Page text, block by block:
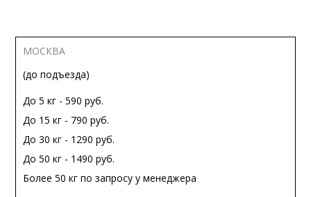
МОСКВА
(до подъезда)
До 5 кг - 590 руб.
До 15 кг - 790 руб.
До 30 кг - 1290 руб.
До 50 кг - 1490 руб.
Более 50 кг по запросу у менеджера